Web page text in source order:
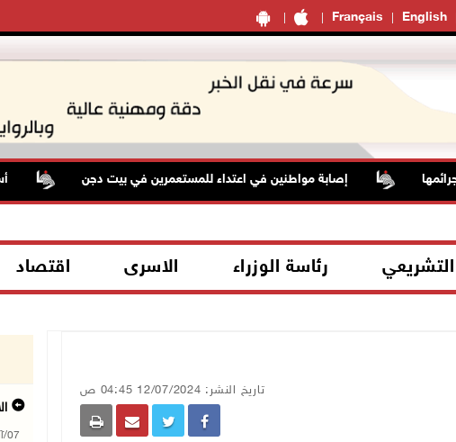
Français English
إصابة مواطنين في اعتداء للمستعمرين في بيت دجن
التشريعي رئاسة الوزراء الاسرى اقتصاد
تاريخ النشر: 12/07/2024 04:45 ص
07/آب/2026 08:52 م